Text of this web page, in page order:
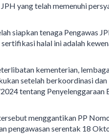
yang telah memenuhi
siapkan tenaga Pengawas
halal ini adalah
kementerian,
setelah berkoordinasi
tentang Penyelenggaraan
menggantikan PP
pengawasan serentak 18